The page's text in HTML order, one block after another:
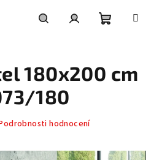
košík
180x200 cm
180
hodnocení